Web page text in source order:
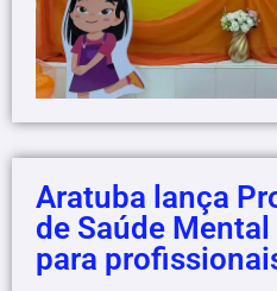
Aratuba lança
de Saúde
para